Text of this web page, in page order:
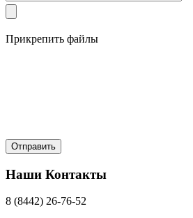
Прикрепить файлы
Наши Контакты
8 (8442) 26-76-52